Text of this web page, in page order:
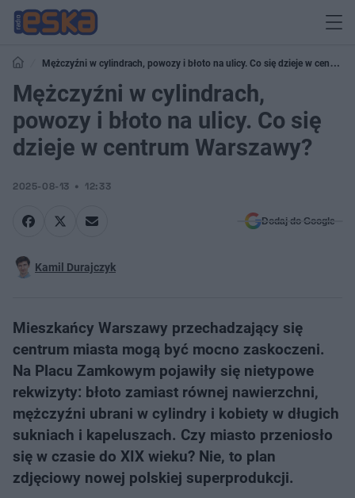
Mężczyźni w cylindrach, powozy i błoto na ulicy. Co się dzieje w centrum
Warszawy?
Mężczyźni w cylindrach,
powozy i błoto na ulicy. Co się
dzieje w centrum Warszawy?
2025-08-13 12:33
Dodaj do Google
Kamil Durajczyk
Mieszkańcy Warszawy przechadzający się
centrum miasta mogą być mocno zaskoczeni.
Na Placu Zamkowym pojawiły się nietypowe
rekwizyty: błoto zamiast równej nawierzchni,
mężczyźni ubrani w cylindry i kobiety w długich
sukniach i kapeluszach. Czy miasto przeniosło
się w czasie do XIX wieku? Nie, to plan
zdjęciowy nowej polskiej superprodukcji.